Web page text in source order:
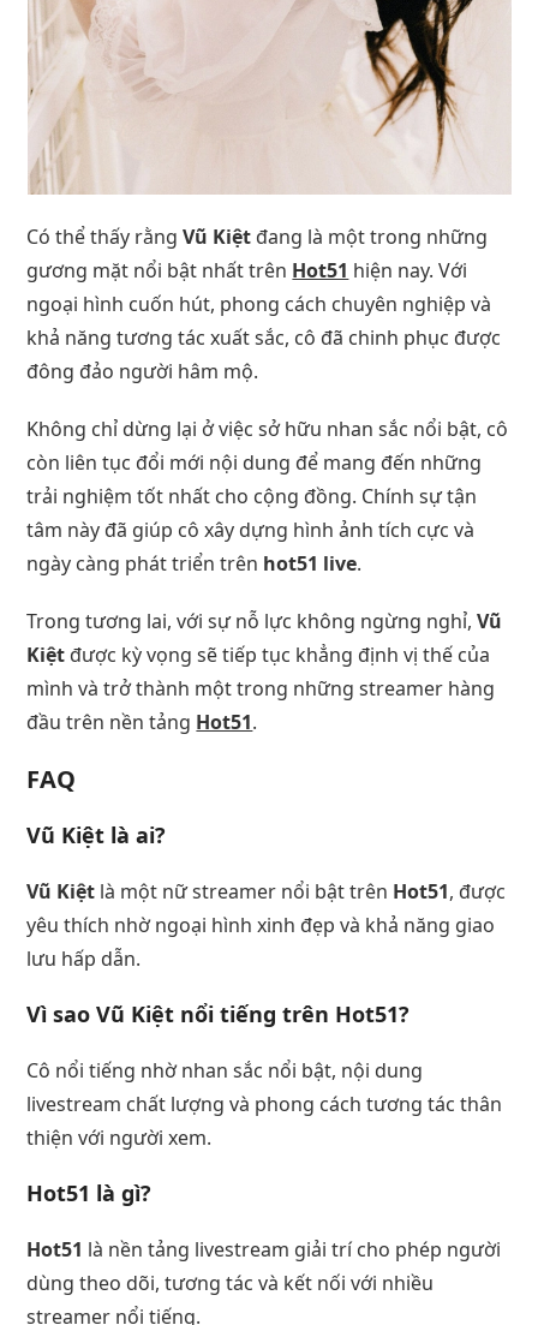
Có thể thấy rằngVũ Kiệt đang là một trong những
gương mặt nổi bật nhất trên Hot51 hiện nay. Với
ngoại hình cuốn hút, phong cách chuyên nghiệp và
khả năng tương tác xuất sắc, cô đã chinh phục được
đông đảo người hâm mộ.
Không chỉ dừng lại ở việc sở hữu nhan sắc nổi bật, cô
còn liên tục đổi mới nội dung để mang đến những
trải nghiệm tốt nhất cho cộng đồng. Chính sự tận
tâm này đã giúp cô xây dựng hình ảnh tích cực và
ngày càng phát triển trên hot51 live.
Trong tương lai, với sự nỗ lực không ngừng nghỉ,Vũ
Kiệt được kỳ vọng sẽ tiếp tục khẳng định vị thế của
mình và trở thành một trong những streamer hàng
đầu trên nền tảng Hot51.
FAQ
Vũ Kiệt là ai?
Vũ Kiệt là một nữ streamer nổi bật trên Hot51, được
yêu thích nhờ ngoại hình xinh đẹp và khả năng giao
lưu hấp dẫn.
Vì sao Vũ Kiệt nổi tiếng trên Hot51?
Cô nổi tiếng nhờ nhan sắc nổi bật, nội dung
livestream chất lượng và phong cách tương tác thân
thiện với người xem.
Hot51 là gì?
Hot51 là nền tảng livestream giải trí cho phép người
dùng theo dõi, tương tác và kết nối với nhiều
streamer nổi tiếng.